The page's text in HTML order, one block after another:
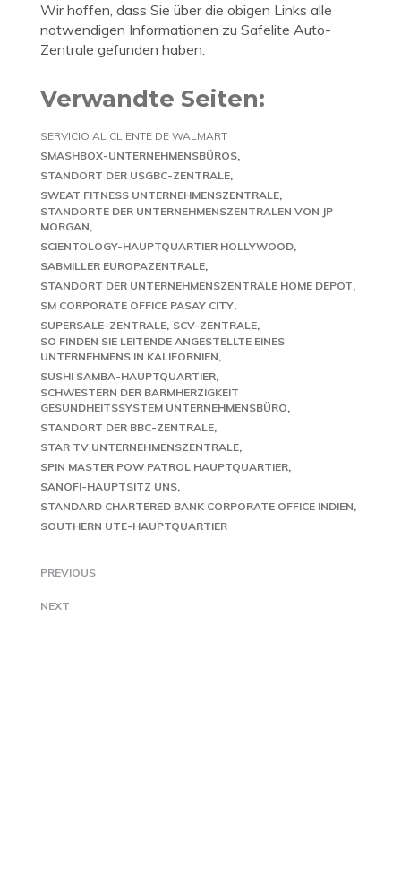
Wir hoffen, dass Sie über die obigen Links alle
notwendigen Informationen zu Safelite Auto-
Zentrale gefunden haben.
Verwandte Seiten:
SERVICIO AL CLIENTE DE WALMART
SMASHBOX-UNTERNEHMENSBÜROS
STANDORT DER USGBC-ZENTRALE
SWEAT FITNESS UNTERNEHMENSZENTRALE
STANDORTE DER UNTERNEHMENSZENTRALEN VON JP
MORGAN
SCIENTOLOGY-HAUPTQUARTIER HOLLYWOOD
SABMILLER EUROPAZENTRALE
STANDORT DER UNTERNEHMENSZENTRALE HOME DEPOT
SM CORPORATE OFFICE PASAY CITY
SUPERSALE-ZENTRALE SCV-ZENTRALE
SO FINDEN SIE LEITENDE ANGESTELLTE EINES
UNTERNEHMENS IN KALIFORNIEN
SUSHI SAMBA-HAUPTQUARTIER
SCHWESTERN DER BARMHERZIGKEIT
GESUNDHEITSSYSTEM UNTERNEHMENSBÜRO
STANDORT DER BBC-ZENTRALE
STAR TV UNTERNEHMENSZENTRALE
SPIN MASTER POW PATROL HAUPTQUARTIER
SANOFI-HAUPTSITZ UNS
STANDARD CHARTERED BANK CORPORATE OFFICE INDIEN
SOUTHERN UTE-HAUPTQUARTIER
PREVIOUS
NEXT